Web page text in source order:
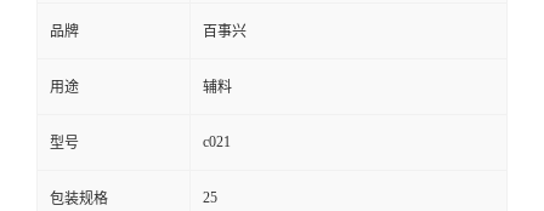
品牌 百事兴
用途 辅料
型号 c021
包装规格 25